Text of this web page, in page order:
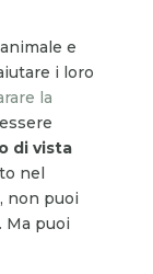
e
i loro
la
di vista
nel
non puoi
Ma puoi